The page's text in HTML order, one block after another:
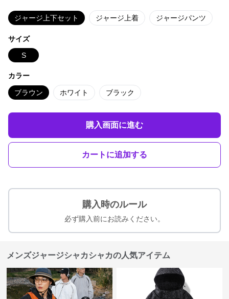
ジャージ上下セット ジャージ上着 ジャージパンツ
サイズ
S
カラー
ブラウン ホワイト ブラック
購入画面に進む
カートに追加する
購入時のルール
必ず購入前にお読みください。
メンズジャージシャカシャカの人気アイテム